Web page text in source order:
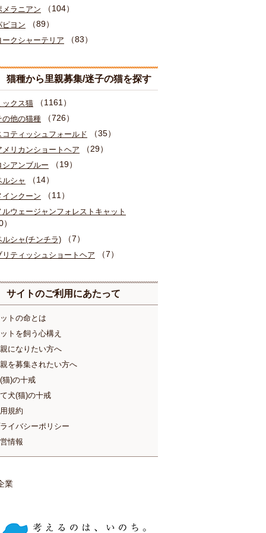
メラニアン （104）
ピヨン （89）
ークシャーテリア （83）
猫種から里親募集/迷子の猫を探す
ックス猫 （1161）
の他の猫種 （726）
コティッシュフォールド （35）
メリカンショートヘア （29）
シアンブルー （19）
ルシャ （14）
インクーン （11）
ルウェージャンフォレストキャット
ルシャ(チンチラ) （7）
リティッシュショートヘア （7）
サイトのご利用にあたって
トの命とは
トを飼う心構え
になりたい方へ
を募集されたい方へ
猫)の十戒
犬(猫)の十戒
規約
イバシーポリシー
情報
業